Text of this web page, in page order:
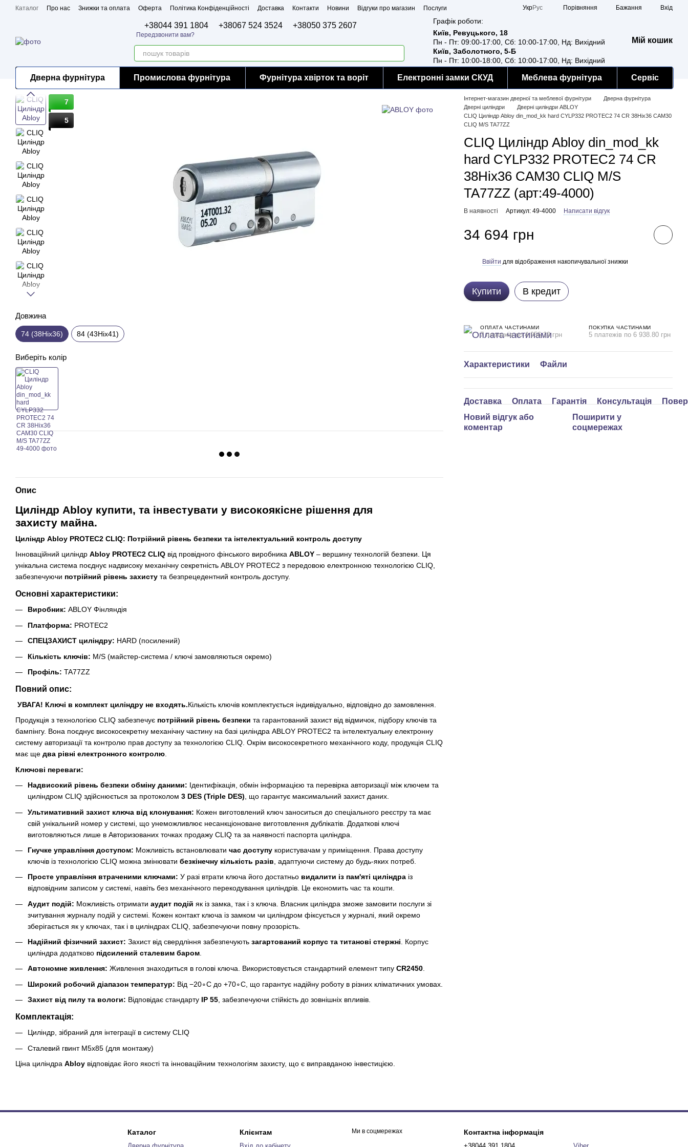
Перейти до основного контенту
Каталог Про нас Знижки та оплата Оферта Політика Конфіденційності Доставка Контакти Новини Відгуки про магазин
Послуги
УкрРус Порівняння Бажання Вхід
+38044 391 1804 +38067 524 3524 +38050 375 2607
Передзвонити вам?
Графік роботи:
Київ, Ревуцького, 18
Пн - Пт: 09:00-17:00, Сб: 10:00-17:00, Нд: Вихідний
Київ, Заболотного, 5-Б
Пн - Пт: 10:00-18:00, Сб: 10:00-17:00, Нд: Вихідний
Мій кошик
Дверна фурнітура Промислова фурнітура Фурнітура хвірток та воріт Електронні замки СКУД Меблева фурнітура Сервіс
7
5
Довжина
74 (38Hix36) 84 (43Hix41)
Виберіть колір
Опис
Циліндр Abloy купити, та інвестувати у високоякісне рішення для
захисту майна.
Циліндр Abloy PROTEC2 CLIQ: Потрійний рівень безпеки та інтелектуальний контроль доступу
Інноваційний циліндр Abloy PROTEC2 CLIQ від провідного фінського виробника ABLOY – вершину технологій безпеки. Ця
унікальна система поєднує надвисоку механічну секретність ABLOY PROTEC2 з передовою електронною технологією CLIQ,
забезпечуючи потрійний рівень захисту та безпрецедентний контроль доступу.
Основні характеристики:
Виробник: ABLOY Фінляндія
Платформа: PROTEC2
СПЕЦЗАХИСТ циліндру: HARD (посилений)
Кількість ключів: M/S (майстер-система / ключі замовляються окремо)
Профіль: TA77ZZ
Повний опис:
УВАГА! Ключі в комплект циліндру не входять.Кількість ключів комплектується індивідуально, відповідно до замовлення.
Продукція з технологією CLIQ забезпечує потрійний рівень безпеки та гарантований захист від відмичок, підбору ключів та
бампінгу. Вона поєднує високосекретну механічну частину на базі циліндра ABLOY PROTEC2 та інтелектуальну електронну
систему авторизації та контролю прав доступу за технологією CLIQ. Окрім високосекретного механічного коду, продукція CLIQ
має ще два рівні електронного контролю.
Ключові переваги:
Надвисокий рівень безпеки обміну даними: Ідентифікація, обмін інформацією та перевірка авторизації між ключем та
циліндром CLIQ здійснюється за протоколом 3 DES (Triple DES) , що гарантує максимальний захист даних.
Ультимативний захист ключа від клонування: Кожен виготовлений ключ заноситься до спеціального реєстру та має
свій унікальний номер у системі, що унеможливлює несанкціоноване виготовлення дублікатів. Додаткові ключі
виготовляються лише в Авторизованих точках продажу CLIQ та за наявності паспорта циліндра.
Гнучке управління доступом: Можливість встановлювати час доступу користувачам у приміщення. Права доступу
ключів із технологією CLIQ можна змінювати безкінечну кількість разів , адаптуючи систему до будь-яких потреб.
Просте управління втраченими ключами: У разі втрати ключа його достатньо видалити із пам'яті циліндра із
відповідним записом у системі, навіть без механічного перекодування циліндрів. Це економить час та кошти.
Аудит подій: Можливість отримати аудит подій як із замка, так і з ключа. Власник циліндра зможе замовити послуги зі
зчитування журналу подій у системі. Кожен контакт ключа із замком чи циліндром фіксується у журналі, який окремо
зберігається як у ключах, так і в циліндрах CLIQ, забезпечуючи повну прозорість.
Надійний фізичний захист: Захист від свердління забезпечують загартований корпус та титанові стержні . Корпус
циліндра додатково підсилений сталевим баром
Автономне живлення: Живлення знаходиться в голові ключа. Використовується стандартний елемент типу CR2450.
Широкий робочий діапазон температур: Від −20∘C до +70∘C, що гарантує надійну роботу в різних кліматичних умовах.
Захист від пилу та вологи: Відповідає стандарту ІР 55, забезпечуючи стійкість до зовнішніх впливів.
Комплектація:
Циліндр, зібраний для інтеграції в систему CLIQ
Сталевий гвинт М5х85 (для монтажу)
Ціна циліндра Abloy відповідає його якості та інноваційним технологіям захисту, що є виправданою інвестицією.
Інтернет-магазин дверної та меблевої фурнітури
Дверна фурнітура
Дверні циліндри
Дверні циліндри ABLOY
CLIQ Циліндр Abloy din_mod_kk hard CYLP332 PROTEC2 74 CR 38Hix36 CAM30
CLIQ M/S TA77ZZ
CLIQ Циліндр Abloy din_mod_kk
hard CYLP332 PROTEC2 74 CR
38Hix36 CAM30 CLIQ M/S
TA77ZZ (арт:49-4000)
В наявності Артикул: 49-4000 Написати відгук
34 694 грн
Ввійти для відображення накопичувальної знижки
Купити В кредит
ОПЛАТА ЧАСТИНАМИ
7 платежів по 4 956.29 грн
ПОКУПКА ЧАСТИНАМИ
5 платежів по 6 938.80 грн
Характеристики Файли
Доставка Оплата Гарантія Консультація
Новий відгук або
коментар
Поширити у
соцмережах
Каталог Клієнтам Ми в соцмережах Контактна інформація